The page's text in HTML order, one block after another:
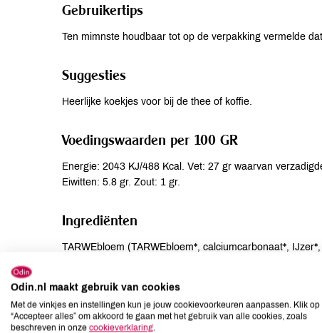
Gebruikertips
Ten mimnste houdbaar tot op de verpakking vermelde
Suggesties
Heerlijke koekjes voor bij de thee of koffie.
Voedingswaarden per 100 GR
Energie: 2043 KJ/488 Kcal. Vet: 27 gr waarvan
Eiwitten: 5.8 gr. Zout: 1 gr.
Ingrediënten
TARWEbloem (TARWEbloem*, calciumcarbonaat*,
cacaoboter, emulgator: SOJA Lecithine), boter*(MELK),
Allergenen
Odin.nl maakt gebruik van cookies
Met de vinkjes en instellingen kun je jouw cookievoorkeuren aanpassen. Klik op
“Accepteer alles” om akkoord te gaan met het gebruik van alle cookies, zoals
beschreven in onze cookieverklaring.